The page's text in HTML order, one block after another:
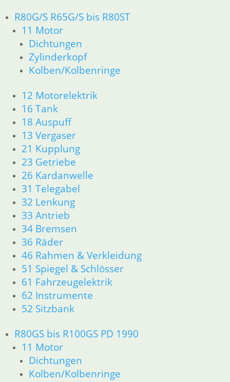
R80G/S R65G/S bis R80ST
11 Motor
Dichtungen
Zylinderkopf
Kolben/Kolbenringe
12 Motorelektrik
16 Tank
18 Auspuff
13 Vergaser
21 Kupplung
23 Getriebe
26 Kardanwelle
31 Telegabel
32 Lenkung
33 Antrieb
34 Bremsen
36 Räder
46 Rahmen & Verkleidung
51 Spiegel & Schlösser
61 Fahrzeugelektrik
62 Instrumente
52 Sitzbank
R80GS bis R100GS PD 1990
11 Motor
Dichtungen
Kolben/Kolbenringe
34 Bremsen
36 Räder
46 Rahmen & Verkleidung
51 Spiegel & Schlösser
52 Sitzbank
61 Fahrzeugelektrik
62 Instrumente
63 Scheinwerfer
R80/100 R80/100 RT 1980 bis 1984
11 Motor
Dichtungen
Kolben/Kolbenringe
Zylinderkopf
12 Motorelektrik
13 Vergaser
16 Tank
18 Auspuff
21 Kupplung
23 Getriebe
26 Kardanwelle
31 Telegabel
33 Antrieb
32 Lenkung
34 Bremsen
36 Räder
46 Rahmen & Verkleidung
52 Sitzbank
61 Fahrzeugelektrik
62 Instrumente
63 Scheinwerfer